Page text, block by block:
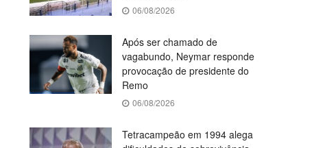
06/08/2026
Após ser chamado de
vagabundo, Neymar responde
provocação de presidente do
Remo
06/08/2026
Tetracampeão em 1994 alega